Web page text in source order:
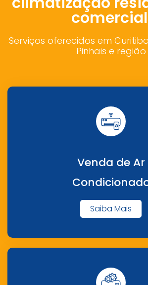
Serviços oferecidos em
Pinhais e região
Venda de Ar
Saiba Mais